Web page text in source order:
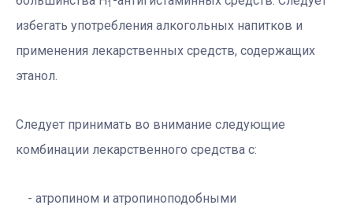
1
избегать употребления алкогольных напитков и
применения лекарственных средств, содержащих
этанол.
Следует принимать во внимание следующие
комбинации лекарственного средства с:
атропином и атропиноподобными